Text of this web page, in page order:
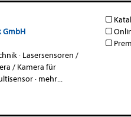
GmbH
· Lasersensoren /
/ Kamera für
· mehr...